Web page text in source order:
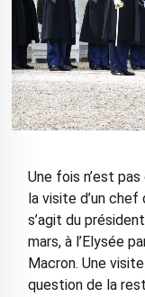
Une fois n’est
la visite d’un chef
s’agit du
mars, à l’Elysée
Macron. Une
question de la